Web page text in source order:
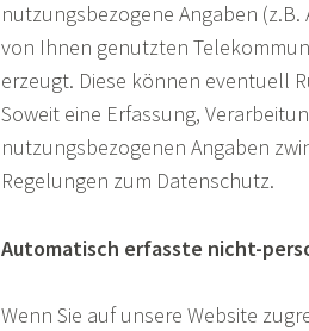
nutzungsbezogene Angaben
von Ihnen genutzten
erzeugt. Diese können eventuell
Soweit eine Erfassung,
nutzungsbezogenen Angaben
Regelungen zum Datenschutz.
Automatisch erfasste nicht-
Wenn Sie auf unsere Website